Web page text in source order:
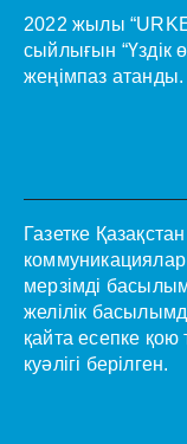
2022 жылы
сыйлығын “Үздік
жеңімпаз атанды.
Газетке
коммуникациялар
мерзімді
желілік
қайта есепке
куәлігі берілген.